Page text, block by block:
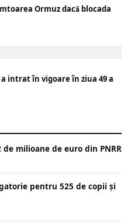
Ormuz dacă blocada
intrat în vigoare în ziua 49 a
milioane de euro din PNRR
pentru 525 de copii și